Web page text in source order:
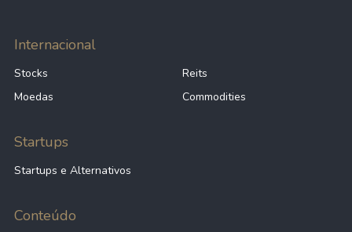
Internacional
Stocks
Reits
Moedas
Commodities
Startups
Startups e Alternativos
Conteúdo